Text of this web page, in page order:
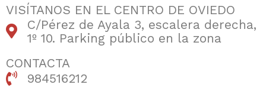
VISÍTANOS EN EL CENTRO DE OVIEDO
C/Pérez de Ayala 3, escalera derecha,
1º 10. Parking público en la zona
CONTACTA
984516212